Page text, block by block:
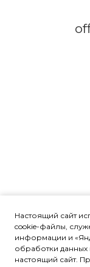
© 2000-2024 ООО "ПК
Настоящий сайт
cookie-файлы,
информации и
обработки данных
настоящий сайт.